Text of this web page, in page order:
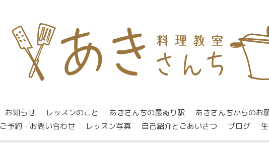
お知らせ レッスンのこと あきさんちの最寄り駅 あきさんちからのお
ご予約・お問い合わせ
レッスン写真 自己紹介とごあいさつ ブログ